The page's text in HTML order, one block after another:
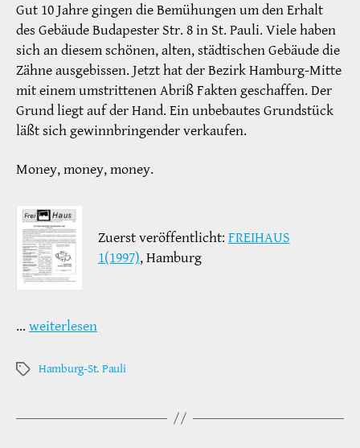
Gut 10 Jahre gingen die Bemühungen um den Erhalt
des Gebäude Budapester Str. 8 in St. Pauli. Viele haben
sich an diesem schönen, alten, städtischen Gebäude die
Zähne ausgebissen. Jetzt hat der Bezirk Hamburg-Mitte
mit einem umstrittenen Abriß Fakten geschaffen. Der
Grund liegt auf der Hand. Ein unbebautes Grundstück
läßt sich gewinnbringender verkaufen.
Money, money, money.
Zuerst veröffentlicht:FREIHAUS
1(1997), Hamburg
… weiterlesen
Schlagwörter
Hamburg-St. Pauli